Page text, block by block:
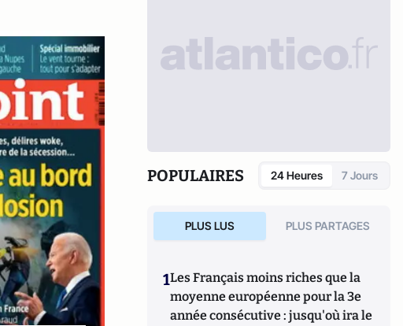
POPULAIRES 24 Heures 7 Jours
PLUS LUS PLUS PARTAGES
1Les Français moins riches que la
moyenne européenne pour la 3e
année consécutive : jusqu'où ira le